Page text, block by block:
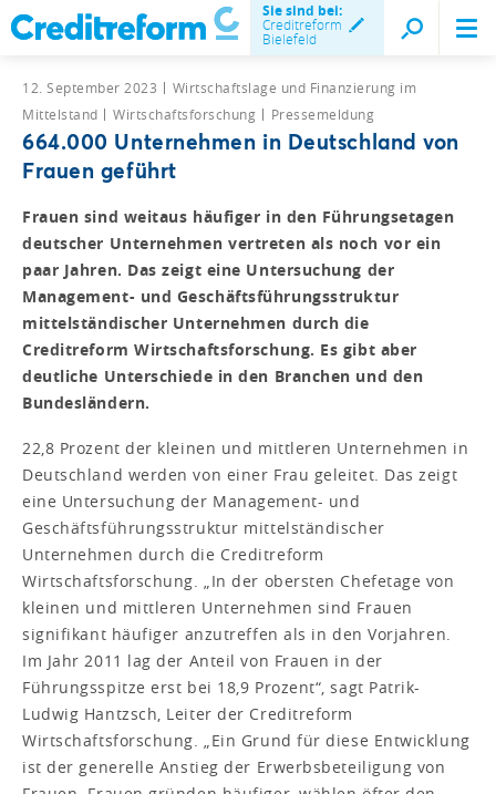
Sie sind bei:
Creditreform
Bielefeld
12. September 2023
Wirtschaftslage und Finanzierung im
Mittelstand
Wirtschaftsforschung Pressemeldung
664.000 Unternehmen in Deutschland von
Frauen geführt
Frauen sind weitaus häufiger in den Führungsetagen
deutscher Unternehmen vertreten als noch vor ein
paar Jahren. Das zeigt eine Untersuchung der
Management- und Geschäftsführungsstruktur
mittelständischer Unternehmen durch die
Creditreform Wirtschaftsforschung. Es gibt aber
deutliche Unterschiede in den Branchen und den
Bundesländern.
22,8 Prozent der kleinen und mittleren Unternehmen in
Deutschland werden von einer Frau geleitet. Das zeigt
eine Untersuchung der Management- und
Geschäftsführungsstruktur mittelständischer
Unternehmen durch die Creditreform
Wirtschaftsforschung. „In der obersten Chefetage von
kleinen und mittleren Unternehmen sind Frauen
signifikant häufiger anzutreffen als in den Vorjahren.
Im Jahr 2011 lag der Anteil von Frauen in der
Führungsspitze erst bei 18,9 Prozent“, sagt Patrik-
Ludwig Hantzsch, Leiter der Creditreform
Wirtschaftsforschung. „Ein Grund für diese Entwicklung
ist der generelle Anstieg der Erwerbsbeteiligung von